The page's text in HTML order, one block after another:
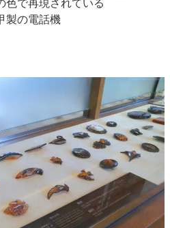
色で再現されている
製の電話機